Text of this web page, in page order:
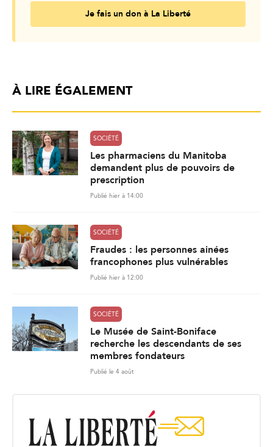
Je fais un don à La Liberté
À LIRE ÉGALEMENT
SOCIÉTÉ
Les pharmaciens du Manitoba
demandent plus de pouvoirs de
prescription
Publié hier à 14:00
SOCIÉTÉ
Fraudes : les personnes ainées
francophones plus vulnérables
Publié hier à 12:00
SOCIÉTÉ
Le Musée de Saint-Boniface
recherche les descendants de ses
membres fondateurs
Publié le 4 août